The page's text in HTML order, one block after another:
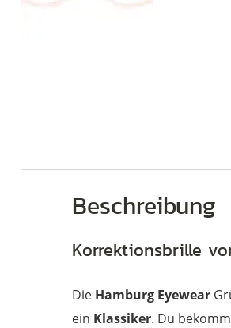
Beschreibung
Korrektionsbrille
Die Hamburg Eyewear
ein Klassiker. Du